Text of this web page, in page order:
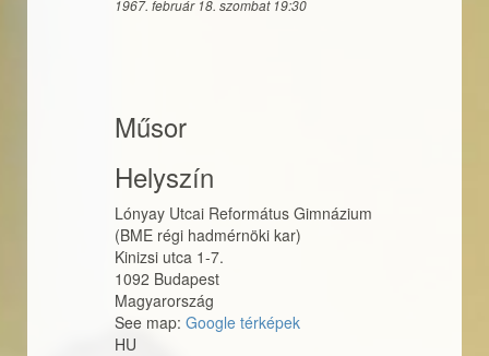
1967. február 18. szombat 19:30
Műsor
Helyszín
Lónyay Utcai Református Gimnázium
(BME régi hadmérnöki kar)
Kinizsi utca 1-7.
1092 Budapest
Magyarország
See map: Google térképek
HU